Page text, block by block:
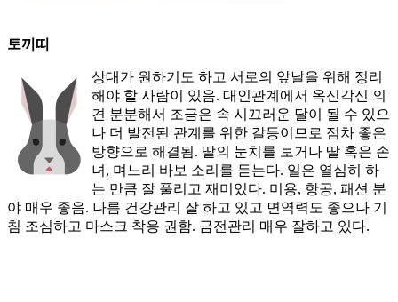
토끼띠
상대가 원하기도 하고 서로의 앞날을 위해 정리
해야 할 사람이 있음. 대인관계에서 옥신각신 의
견 분분해서 조금은 속 시끄러운 달이 될 수 있으
나 더 발전된 관계를 위한 갈등이므로 점차 좋은
방향으로 해결됨. 딸의 눈치를 보거나 딸 혹은 손
녀, 며느리 바보 소리를 듣는다. 일은 열심히 하
는 만큼 잘 풀리고 재미있다. 미용, 항공, 패션 분
야 매우 좋음. 나름 건강관리 잘 하고 있고 면역력도 좋으나 기
침 조심하고 마스크 착용 권함. 금전관리 매우 잘하고 있다.